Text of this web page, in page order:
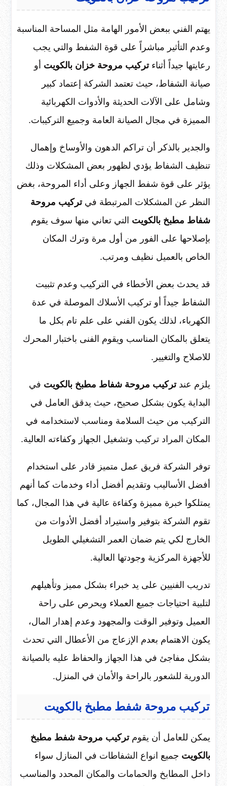
يهتم الفني ببعض الأمور الهامة مثل المساحة المناسبة
وعدم التأثير مباشراً على قوة الشفط والتي يجب
رعايتها جيداً أثناءتركيب مروحة خزان بالكويت أو
صيانة الشفاط، حيث تعتمد الشركة إعتماد كبير
وشامل على الآلات الحديثة والأدوات الكهربائية
المميزة في مجال الصيانة العامة وجميع التركيبات.
والجدير بالذكر أن تراكم الدهون والأوساخ وإهمال
تنظيف الشفاط يؤدي لظهور بعض المشكلات وذلك
يؤثر على قوة شفط الجهاز وعلى أداء المروحة، بغض
النظر عن المشكلات المرتبطة فيتركيب مروحة
شفاط مطبخ بالكويت التي تعاني منها سوف يقوم
بإصلاحها على الفور من أول مرة وترك المكان
الخاص بالعميل نظيف ومرتب.
قد يحدث بعض الأخطاء في التركيب وعدم تثبيت
الشفاط جيداً أو تركيب الأسلاك الموصلة في عدة
الكهرباء، لذلك يكون الفني على علم تام بكل ما
يتعلق بالمكان المناسب ويقوم الفنى باختبار المحرك
للاصلاح والتغيير.
يلزم عندتركيب مروحة شفاط مطبخ بالكويت في
البداية يكون بشكل صحيح، حيث يدقق العامل في
التركيب من حيث السلامة ومناسب لاستخدامه في
المكان المراد تركيب وتشغيل الجهاز وكفاءته العالية.
توفر الشركة فريق عمل متميز قادر على استخدام
أفضل الأساليب وتقديم أفضل أداء وخدمات كما أنهم
يمتلكوا خبرة مميزة وكفاءة عالية في هذا المجال، كما
تقوم الشركة بتوفير واستيراد أفضل الأدوات من
الخارج لكي يتم ضمان العمر التشغيلي الطويل
للأجهزة المركزية وجودتها العالية.
تدريب الفنيين على يد خبراء بشكل مميز وتأهيلهم
لتلبية احتياجات جميع العملاء ويحرص على راحة
العميل وتوفير الوقت والمجهود وعدم إهدار المال،
يكون الاهتمام بعدم الإزعاج من الأعطال التي تحدث
بشكل مفاجئ في هذا الجهاز والحفاظ عليه بالصيانة
الدورية للشعور بالراحة والأمان في المنزل.
تركيب مروحة شفط مطبخ بالكويت
يمكن للعامل أن يقومتركيب مروحة شفط مطبخ
بالكويت جميع انواع الشفاطات في المنازل سواء
داخل المطابخ والحمامات والمكان المحدد والمناسب